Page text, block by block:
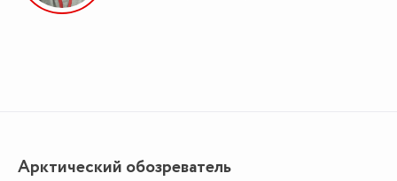
Арктический обозреватель